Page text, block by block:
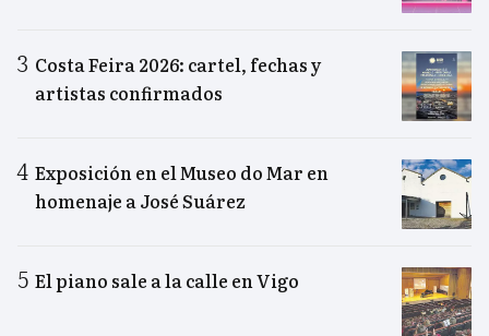
Costa Feira 2026: cartel, fechas y
artistas confirmados
Exposición en el Museo do Mar en
homenaje a José Suárez
El piano sale a la calle en Vigo